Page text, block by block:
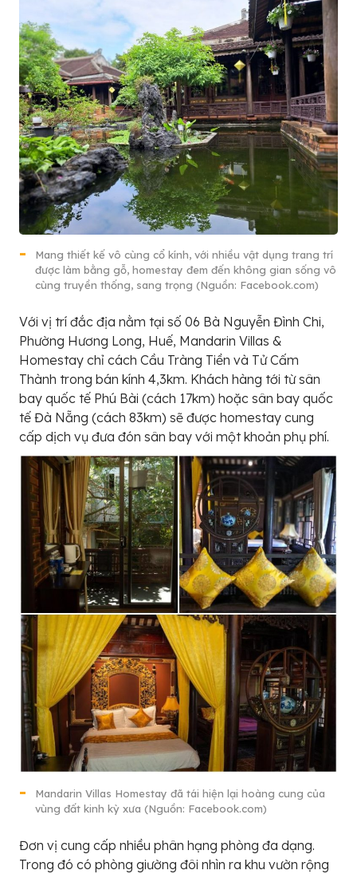
Mang thiết kế vô cùng cổ kính, với nhiều vật dụng trang trí
được làm bằng gỗ, homestay đem đến không gian sống vô
cùng truyền thống, sang trọng (Nguồn: Facebook.com)
Với vị trí đắc địa nằm tại số 06 Bà Nguyễn Đình Chi,
Phường Hương Long, Huế, Mandarin Villas &
Homestay chỉ cách Cầu Tràng Tiền và Tử Cấm
Thành trong bán kính 4,3km. Khách hàng tới từ sân
bay quốc tế Phú Bài (cách 17km) hoặc sân bay quốc
tế Đà Nẵng (cách 83km) sẽ được homestay cung
cấp dịch vụ đưa đón sân bay với một khoản phụ phí.
Mandarin Villas Homestay đã tái hiện lại hoàng cung của
vùng đất kinh kỳ xưa (Nguồn: Facebook.com)
Đơn vị cung cấp nhiều phân hạng phòng đa dạng.
Trong đó có phòng giường đôi nhìn ra khu vườn rộng